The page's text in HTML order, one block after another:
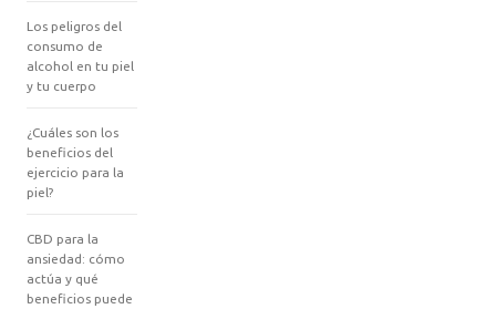
Los peligros del
consumo de
alcohol en tu piel
y tu cuerpo
¿Cuáles son los
beneficios del
ejercicio para la
piel?
CBD para la
ansiedad: cómo
actúa y qué
beneficios puede